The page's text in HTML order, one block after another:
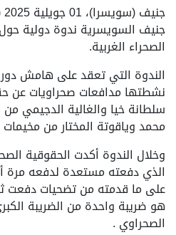
جنيف السويسرية ندوة دولية
الصحراء الغربية.
الندوة التي تعقد على هامش
نشطتها مدافعات صحراويات عن
سلطانة خيا والغالية الدجيمي
محمد وياقوتة المختار من مخيمات
وخلال الندوة أكدت الحقوقية
الذي دفعته مستعدة لدفعه مرة
على ما قدمته من تضحيات دفعت
هو ضريبة واحدة من الضريبة
الصحراوي .